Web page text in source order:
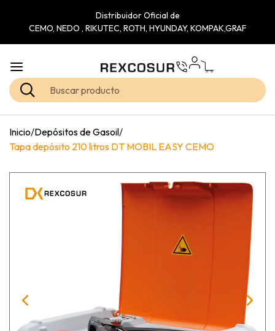
Distribuidor Oficial de
CEMO, NEDO , RIKUTEC, ROTH, HYUNDAY, KOMPAK,GRAF
Inicio/Depósitos de Gasoil/
Tapa depósito 210 litros DT MOBIL EASY CEMO